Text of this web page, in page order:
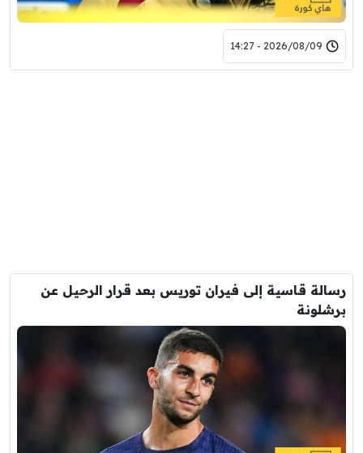
2026/08/09 - 14:27
رسالة قاسية إلى فيران توريس بعد قرار الرحيل عن
برشلونة